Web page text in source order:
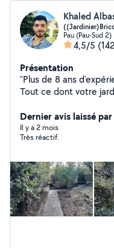
Khaled
Pau (Pau-Sud 2)
4,5/5
Présentation
"Plus de 8 ans
Tout ce dont votre
plus, mon équipe
carrelage, peinture,
de meubles. Vous
le client."
Dernier avis laissé
Il y a 2 mois
Très réactif.